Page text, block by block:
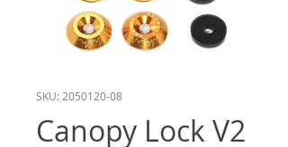
SKU: 2050120-08
Canopy Lock V2